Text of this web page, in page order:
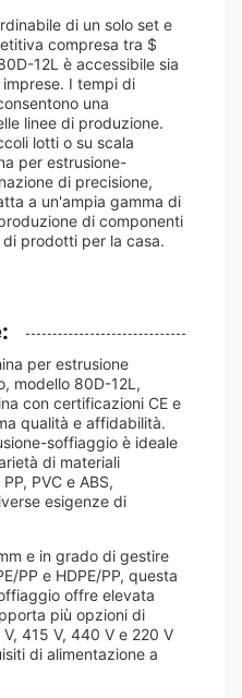
di un solo set e
compresa tra $
12L è accessibile sia
I tempi di
una
linee di produzione.
lotti o su scala
per estrusione-
di precisione,
a un'ampia gamma di
di componenti
prodotti per la casa.
per estrusione
modello 80D-12L,
con certificazioni CE e
qualità e affidabilità.
soffiaggio è ideale
di materiali
PVC e ABS,
esigenze di
e in grado di gestire
PP e HDPE/PP, questa
offre elevata
più opzioni di
415 V, 440 V e 220 V
di alimentazione a